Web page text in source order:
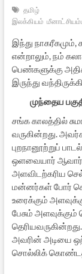
தமிழ்
இலக்கியம்
இந்து
என்றாலும், நம்
பெண்களுக்கு
இருந்து
முந்தைய
சங்க காலத்தில்
வருகின்றது.
புறநானூற்றுப்
ஒளவையார் ஆவார்.
அளவிடற்கரிய
மன்னர்கள் போர்
உரைக்கும்
பேசும்
அவரின் அடியை
சொல்லிக்